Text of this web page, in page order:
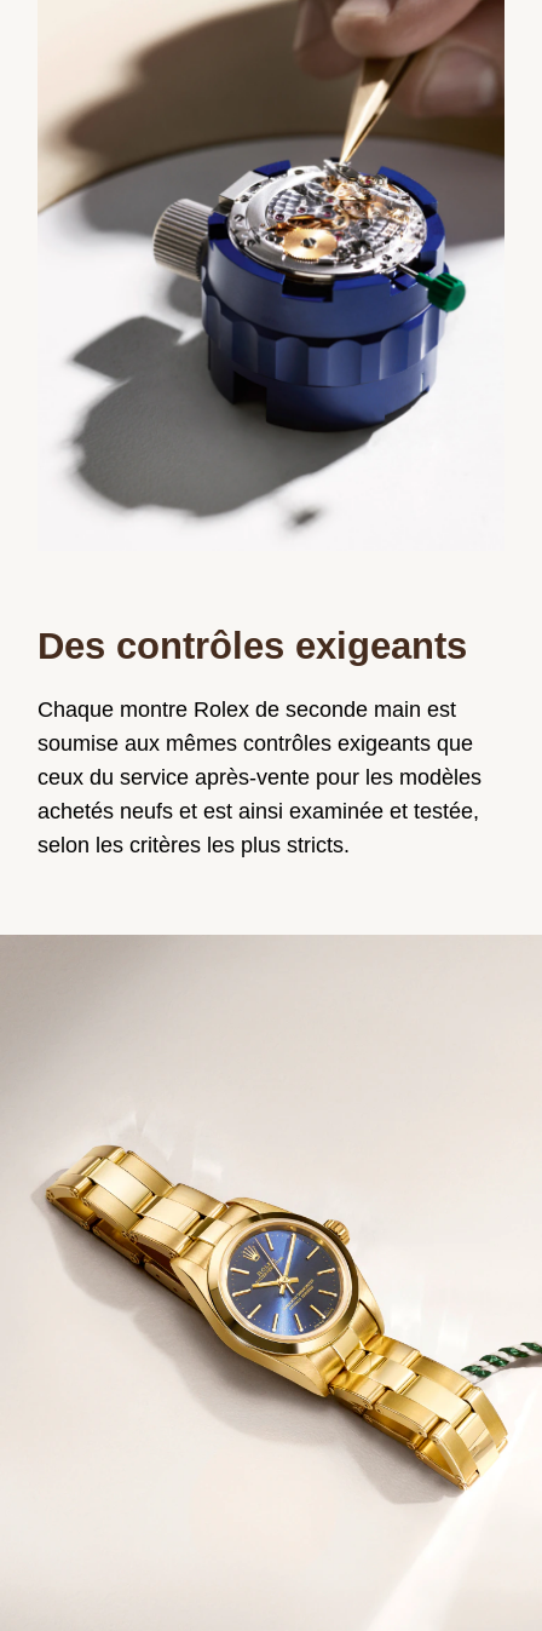
Des contrôles exigeants
Chaque montre Rolex de seconde main est
soumise aux mêmes contrôles exigeants que
ceux du service après-vente pour les modèles
achetés neufs et est ainsi examinée et testée,
selon les critères les plus stricts.